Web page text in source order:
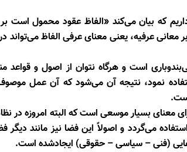
که بیان می‌کند «الفاظ عقود محمول است
عرفيه، یعنی معنای عرفی الفاظ می‌تواند
است و هرگاه نتوان از اصول و
نمود، نتیجه آن می‌شود که آن عمل موصوف
معنای بسیار موسعی است که البته امروزه در
می‌گردد و اصولاً این فضا نیز مانند
(فنی – سیاسی – حقوقی) ایجادشده است.